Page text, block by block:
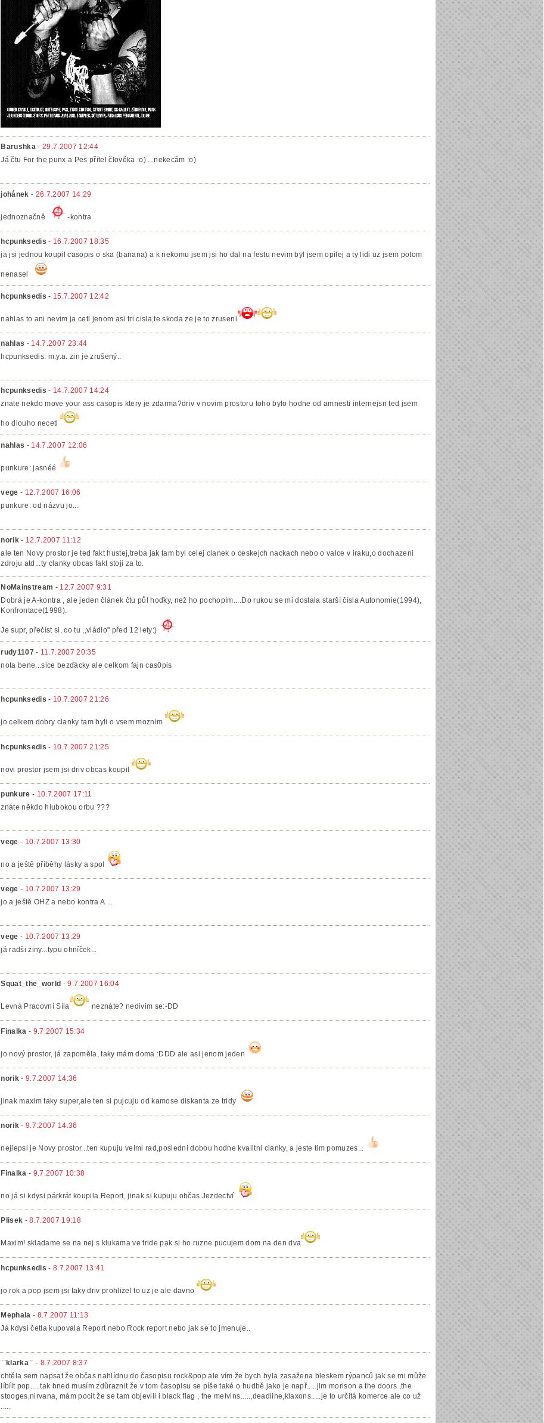
Barushka -29.7.2007 12:44
Já čtu For the punx a Pes přítel člověka :o) ...nekecám :o)
johánek - 26.7.2007 14:29
jednoznačně -kontra
hcpunksedis - 16.7.2007 18:35
ja jsi jednou koupil casopis o ska (banana) a k nekomu jsem jsi ho dal na festu nevim byl jsem opilej a ty lidi uz jsem potom
nenasel
hcpunksedis - 15.7.2007 12:42
nahlas to ani nevim ja cetl jenom asi tri cisla,te skoda ze je to zruseni
nahlas - 14.7.2007 23:44
hcpunksedis: m.y.a. zin je zrušený..
hcpunksedis - 14.7.2007 14:24
znate nekdo move your ass casopis ktery je zdarma?driv v novim prostoru toho bylo hodne od amnesti internejsn ted jsem
ho dlouho necetl
nahlas - 14.7.2007 12:06
punkure: jasnéé
vege - 12.7.2007 16:06
punkure: od názvu jo...
norik - 12.7.2007 11:12
ale ten Novy prostor je ted fakt hustej,treba jak tam byl celej clanek o ceskejch nackach nebo o valce v iraku,o dochazeni
zdroju atd...ty clanky obcas fakt stoji za to.
NoMainstream - 12.7.2007 9:31
Dobrá je A-kontra , ale jeden článek čtu půl hoďky, než ho pochopím....Do rukou se mi dostala starší čísla Autonomie(1994),
Konfrontace(1998).
Je supr, přečíst si, co tu ,,vládlo" před 12 lety:)
rudy1107 - 11.7.2007 20:35
nota bene...sice bezďácky ale celkom fajn cas0pis
hcpunksedis - 10.7.2007 21:26
jo celkem dobry clanky tam byli o vsem moznim
hcpunksedis - 10.7.2007 21:25
novi prostor jsem jsi driv obcas koupil
punkure - 10.7.2007 17:11
znáte někdo hlubokou orbu ???
vege - 10.7.2007 13:30
no a ještě příběhy lásky a spol
vege - 10.7.2007 13:29
jo a ještě OHZ a nebo kontra A....
vege - 10.7.2007 13:29
já radši ziny...typu ohníček...
Squat_the_world -9.7.2007 16:04
Levná Pracovní Síla neznáte? nedivim se:-DD
Finalka - 9.7.2007 15:34
jo nový prostor, já zapoměla, taky mám doma :DDD ale asi jenom jeden
norik -9.7.2007 14:36
jinak maxim taky super,ale ten si pujcuju od kamose diskanta ze tridy
norik -9.7.2007 14:36
nejlepsi je Novy prostor...ten kupuju velmi rad,posledni dobou hodne kvalitni clanky, a jeste tim pomuzes...
Finalka - 9.7.2007 10:38
no já si kdysi párkrát koupila Report, jinak si kupuju občas Jezdectví
Plisek -8.7.2007 19:18
Maxim! skladame se na nej s klukama ve tride pak si ho ruzne pucujem dom na den dva
hcpunksedis -8.7.2007 13:41
jo rok a pop jsem jsi taky driv prohlizel to uz je ale davno
Mephala - 8.7.2007 11:13
Já kdysi četla kupovala Report nebo Rock report nebo jak se to jmenuje..
¨¨klarka¨¨ - 8.7.2007 8:37
chtěla sem napsat že občas nahlídnu do časopisu rock&pop ale vím že bych byla zasažena bleskem rýpanců jak se mi může
líbíit pop.....tak hned musím zdůraznit že v tom časopisu se píše také o hudbě jako je např.....jim morison a the doors ,the
stooges,nirvana, mám pocit že se tam objevili i black flag , the melvins.....,deadline,klaxons.....je to určitá komerce ale co už
.....